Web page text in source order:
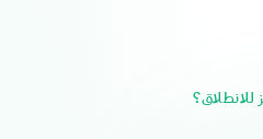
للانطلاق؟